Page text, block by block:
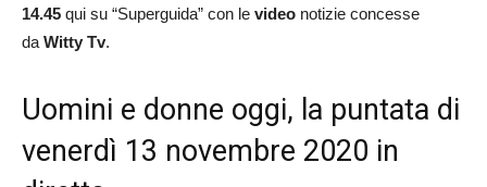
14.45 qui su “Superguida” con le video notizie concesse
daWitty Tv.
Uomini e donne oggi, la puntata di
venerdì 13 novembre 2020 in